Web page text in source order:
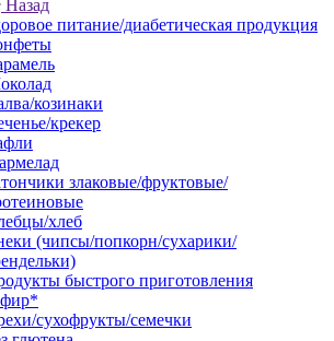
Назад
питание/диабетическая продукция
козинаки
крекер
злаковые/фруктовые/
хлеб
(чипсы/попкорн/сухарики/
быстрого приготовления
сухофрукты/семечки